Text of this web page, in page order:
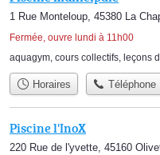
1 Rue Monteloup, 45380 La
Fermée, ouvre lundi à 11h00
aquagym, cours collectifs, leçons
Horaires Téléphone
Piscine l'InoX
220 Rue de l'yvette, 45160